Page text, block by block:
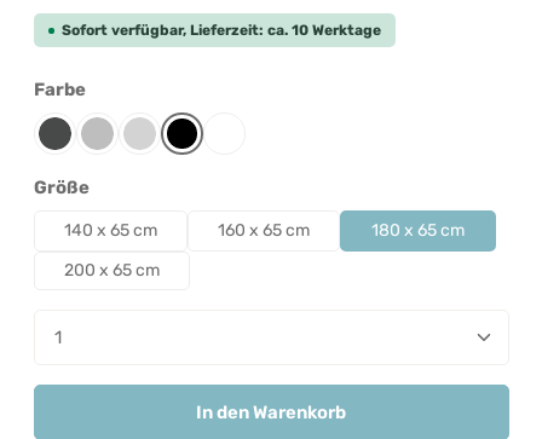
Sofort verfügbar, Lieferzeit: ca. 10 Werktage
Farbeauswählen
AnthrazitGrau-meliert
LichtgrauSchwarz
Größeauswählen
140 x 65 cm 160 x 65 cm
180 x 65 cm
200 x 65 cm
Produkt Anzahl: Gib den gewünschten Wert ein
In den Warenkorb